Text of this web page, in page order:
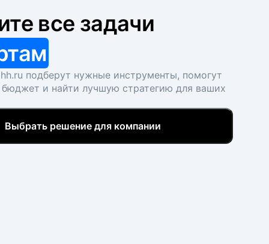
все задачи
подберут нужные инструменты, помогут
бюджет и найти лучшую стратегию для ваших
Выбрать решение для компании